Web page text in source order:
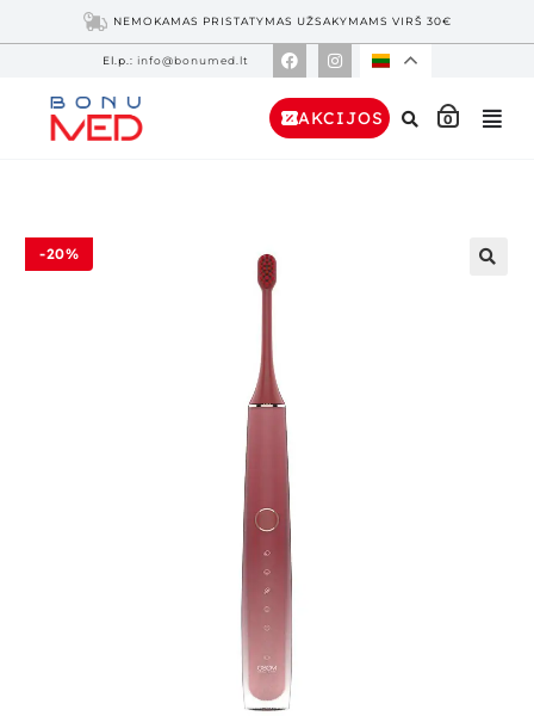
NEMOKAMAS PRISTATYMAS UŽSAKYMAMS VIRŠ 30€
El.p.: info@bonumed.lt
AKCIJOS 0
-20%